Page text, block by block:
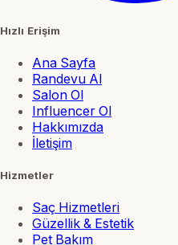
Hızlı Erişim
Ana Sayfa
Randevu Al
Salon Ol
Influencer Ol
Hakkımızda
İletişim
Hizmetler
Saç Hizmetleri
Güzellik & Estetik
Pet Bakım